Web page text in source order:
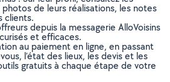
de leurs réalisations, les notes
clients.
depuis la messagerie AlloVoisins
et efficaces.
au paiement en ligne, en passant
l’état des lieux, les devis et les
gratuits à chaque étape de votre